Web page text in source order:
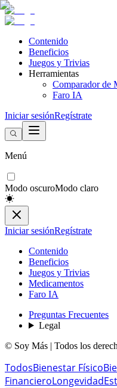
Contenido
Beneficios
Juegos y Trivias
Herramientas
Comparador de
Faro IA
Iniciar sesiónRegístrate
Menú
Modo oscuroModo claro
Iniciar sesiónRegístrate
Contenido
Beneficios
Juegos y Trivias
Medicamentos
Faro IA
Preguntas Frecuentes
Legal
© Soy Más | Todos los
TodosBienestar Físico
FinancieroLongevidad